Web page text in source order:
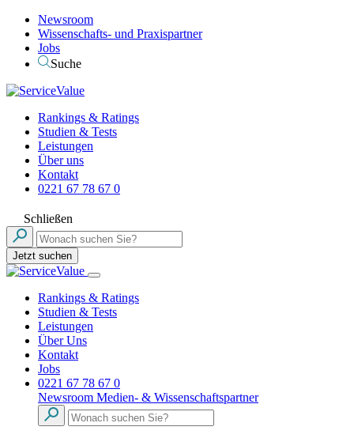
Newsroom
Wissenschafts- und Praxispartner
Jobs
Suche
Rankings & Ratings
Studien & Tests
Leistungen
Über uns
Kontakt
0221 67 78 67 0
Schließen
Jetzt suchen
Rankings & Ratings
Studien & Tests
Leistungen
Über Uns
Kontakt
Jobs
0221 67 78 67 0
Newsroom Medien- & Wissenschaftspartner